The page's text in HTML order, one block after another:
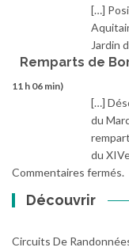
[…]
Jardin
Remparts de
11 h 06 min)
[…]
du
du
Commentaires fermés.
Découvrir
Circuits De